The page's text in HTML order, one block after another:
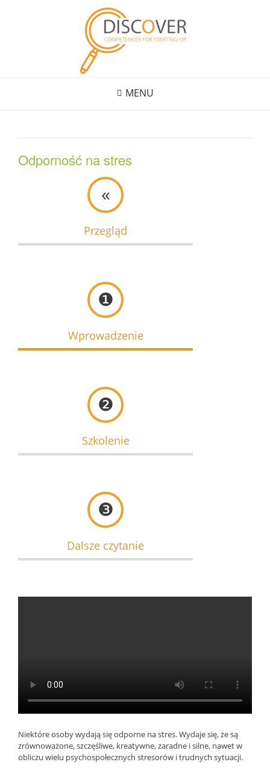
MENU
Odporność na stres
«
Przegląd
❶
Wprowadzenie
❷
Szkolenie
❸
Dalsze czytanie
Niektóre osoby wydają się odporne na stres. Wydaje się, że są
zrównoważone, szczęśliwe, kreatywne, zaradne i silne, nawet w
obliczu wielu psychospołecznych stresorów i trudnych sytuacji.